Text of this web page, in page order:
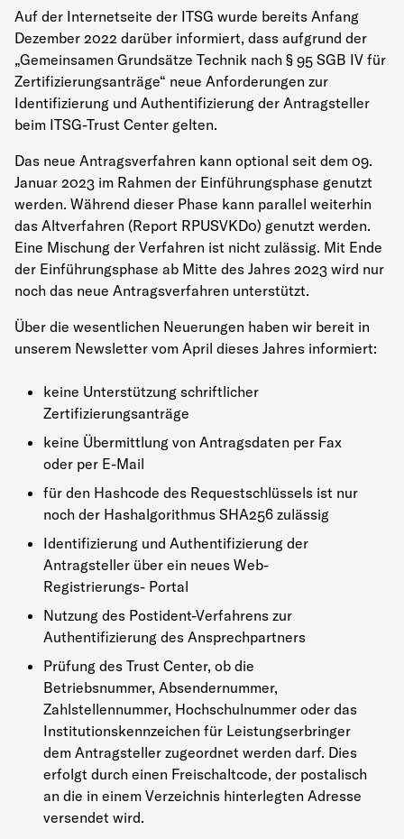
Auf der Internetseite der ITSG wurde bereits Anfang
Dezember 2022 darüber informiert, dass aufgrund der
„Gemeinsamen Grundsätze Technik nach § 95 SGB IV für
Zertifizierungsanträge“ neue Anforderungen zur
Identifizierung und Authentifizierung der Antragsteller
beim ITSG-Trust Center gelten.
Das neue Antragsverfahren kann optional seit dem 09.
Januar 2023 im Rahmen der Einführungsphase genutzt
werden. Während dieser Phase kann parallel weiterhin
das Altverfahren (Report RPUSVKD0) genutzt werden.
Eine Mischung der Verfahren ist nicht zulässig. Mit Ende
der Einführungsphase ab Mitte des Jahres 2023 wird nur
noch das neue Antragsverfahren unterstützt.
Über die wesentlichen Neuerungen haben wir bereit in
unserem Newsletter vom April dieses Jahres informiert:
keine Unterstützung schriftlicher
Zertifizierungsanträge
keine Übermittlung von Antragsdaten per Fax
oder per E-Mail
für den Hashcode des Requestschlüssels ist nur
noch der Hashalgorithmus SHA256 zulässig
Identifizierung und Authentifizierung der
Antragsteller über ein neues Web-
Registrierungs- Portal
Nutzung des Postident-Verfahrens zur
Authentifizierung des Ansprechpartners
Prüfung des Trust Center, ob die
Betriebsnummer, Absendernummer,
Zahlstellennummer, Hochschulnummer oder das
Institutionskennzeichen für Leistungserbringer
dem Antragsteller zugeordnet werden darf. Dies
erfolgt durch einen Freischaltcode, der postalisch
an die in einem Verzeichnis hinterlegten Adresse
versendet wird.